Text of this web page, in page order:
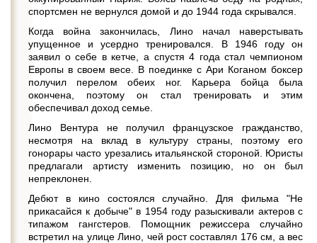
спортсмен не вернулся домой и до 1944 года скрывался.
Когда война закончилась, Лино начал наверстывать
упущенное и усердно тренировался. В 1946 году он
заявил о себе в кетче, а спустя 4 года стал чемпионом
Европы в своем весе. В поединке с Ари Коганом боксер
получил перелом обеих ног. Карьера бойца была
окончена, поэтому он стал тренировать и этим
обеспечивал доход семье.
Лино Вентура не получил французское гражданство,
несмотря на вклад в культуру страны, поэтому его
гонорары часто урезались итальянской стороной. Юристы
предлагали артисту изменить позицию, но он был
непреклонен.
Дебют в кино состоялся случайно. Для фильма "Не
прикасайся к добыче" в 1954 году разыскивали актеров с
типажом гангстеров. Помощник режиссера случайно
встретил на улице Лино, чей рост составлял 176 см, а вес